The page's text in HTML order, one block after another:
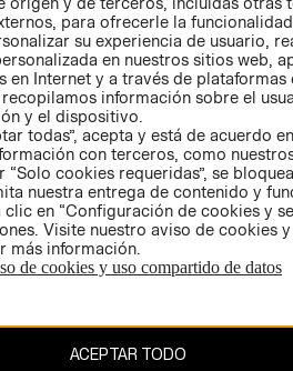
CON
- RETIRO EN
TIENDA
TÉRMINOS Y
CONDICIONES
PRIVACIDAD
GIFT CARD
AVISO DE
COOKIES
para ofrecerle la
su experiencia de usuario,
en nuestros sitios web,
en Internet y a través de plataformas
información sobre el
y el dispositivo.
todas”, acepta y está de acuerdo
con terceros, como
cookies requeridas”, se
nuestra entrega de contenido y
clic en “Configuración de cookies y
Visite nuestro aviso de cookies
más información.
de cookies y uso compartido de datos
ACEPTAR TODO